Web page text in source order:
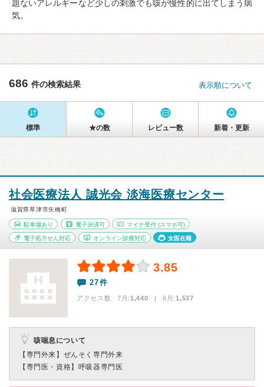
題ないアレルギーなど少しの刺激でも咳が慢性的に出てしまう病
気。
686 件の検索結果 表示順について
標準 ★の数 レビュー数 新着・更新
社会医療法人 誠光会 淡海医療センター
滋賀県草津市矢橋町
駐車場あり 電子決済可 マイナ受付 (スマホ可)
電子処方せん対応 オンライン診療対応 女医在籍
3.85
27件
アクセス数 7月:1,440 | 6月:1,537
咳喘息について
【専門外来】 ぜんそく専門外来
【専門医・資格】 呼吸器専門医